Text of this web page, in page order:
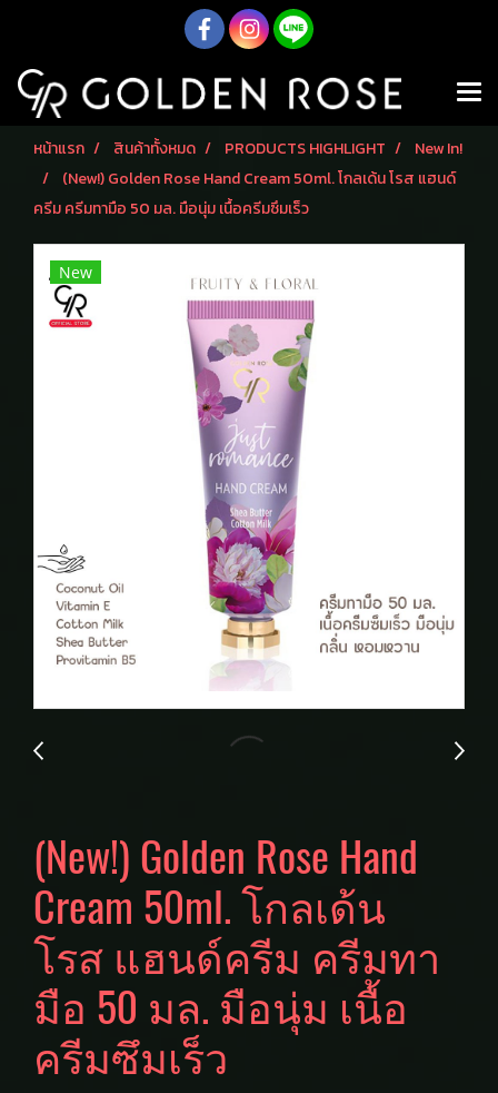
หน้าแรก สินค้าทั้งหมด PRODUCTS HIGHLIGHT
New In!
(New!) Golden Rose Hand Cream 50ml. โกลเด้น โรส แฮนด์
ครีม ครีมทามือ 50 มล. มือนุ่ม เนื้อครีมซึมเร็ว
New
(New!) Golden Rose Hand
Cream 50ml. โกลเด้น
โรส แฮนด์ครีม ครีมทา
มือ 50 มล. มือนุ่ม เนื้อ
ครีมซึมเร็ว